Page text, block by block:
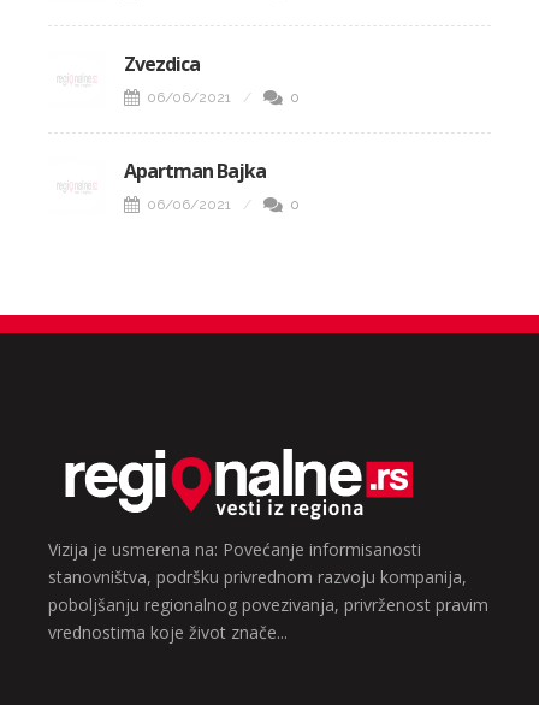
Zvezdica
06/06/2021 0
Apartman Bajka
06/06/2021 0
Vizija je usmerena na: Povećanje informisanosti
stanovništva, podršku privrednom razvoju kompanija,
poboljšanju regionalnog povezivanja, privrženost pravim
vrednostima koje život znače...